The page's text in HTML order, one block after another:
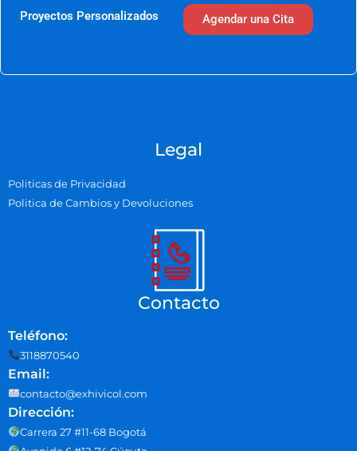
Proyectos Personalizados Agendar una Cita
Legal
Politicas de Privacidad
Politica de Cambios y Devoluciones
Contacto
Teléfono:
3118870540
Email:
contacto@exhivicol.com
Dirección:
Carrera 27 #11-68 Bogotá